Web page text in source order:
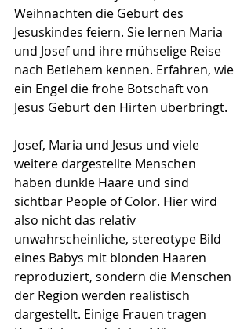
Weihnachten die Geburt des
Jesuskindes feiern. Sie lernen Maria
und Josef und ihre mühselige Reise
nach Betlehem kennen. Erfahren, wie
ein Engel die frohe Botschaft von
Jesus Geburt den Hirten überbringt.
Josef, Maria und Jesus und viele
weitere dargestellte Menschen
haben dunkle Haare und sind
sichtbar People of Color. Hier wird
also nicht das relativ
unwahrscheinliche, stereotype Bild
eines Babys mit blonden Haaren
reproduziert, sondern die Menschen
der Region werden realistisch
dargestellt. Einige Frauen tragen